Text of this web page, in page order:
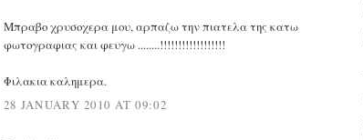
Μπραβο χρυσοχερα μου, αρπαζω την πιατελα της κατω
φωτογραφιας και φευγω ........!!!!!!!!!!!!!!!!!!
Φιλακια καλημερα.
28 JANUARY 2010 AT 09:02